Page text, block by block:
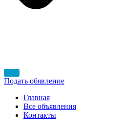
Подать обявление
Главная
Все объявления
Контакты